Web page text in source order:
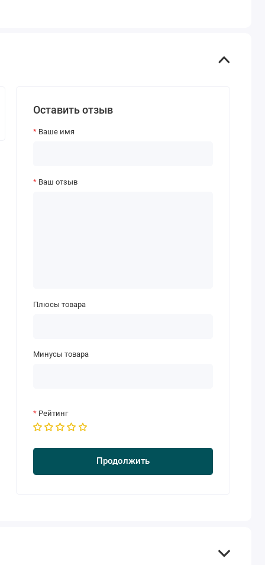
Оставить отзыв
Ваше имя
Ваш отзыв
Плюсы товара
Минусы товара
Рейтинг
Продолжить